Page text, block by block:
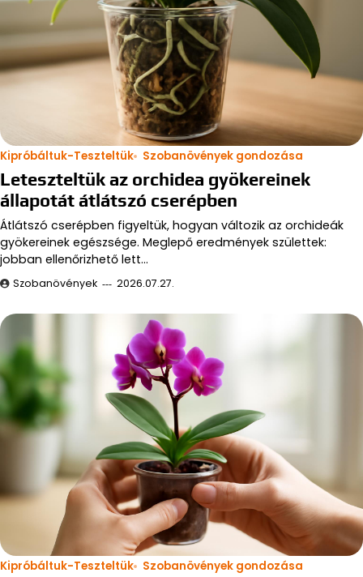
Kipróbáltuk-Teszteltük Szobanövények gondozása
Leteszteltük az orchidea gyökereinek
állapotát átlátszó cserépben
Átlátszó cserépben figyeltük, hogyan változik az orchideák
gyökereinek egészsége. Meglepő eredmények születtek:
jobban ellenőrizhető lett…
Szobanövények 2026.07.27.
Kipróbáltuk-Teszteltük Szobanövények gondozása